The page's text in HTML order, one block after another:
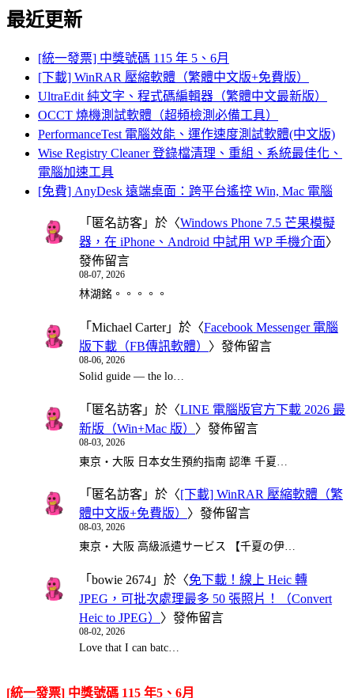
最近更新
[統一發票] 中獎號碼 115 年 5、6月
[下載] WinRAR 壓縮軟體（繁體中文版+免費版）
UltraEdit 純文字、程式碼編輯器（繁體中文最新版）
OCCT 燒機測試軟體（超頻檢測必備工具）
PerformanceTest 電腦效能、運作速度測試軟體(中文版)
Wise Registry Cleaner 登錄檔清理、重組、系統最佳化、
電腦加速工具
[免費] AnyDesk 遠端桌面：跨平台遙控 Win, Mac 電腦
「 匿名訪客 」於〈Windows Phone 7.5 芒果模擬
器，在 iPhone、Android 中試用 WP 手機介面〉
發佈留言
08-07, 2026
林湖銘。。。。。
「 Michael Carter」於〈Facebook Messenger 電腦
版下載（FB傳訊軟體） 〉發佈留言
08-06, 2026
Solid guide — the lo…
「 匿名訪客 」於〈LINE 電腦版官方下載 2026 最
新版（Win+Mac 版） 〉發佈留言
08-03, 2026
東京・大阪 日本女生預約指南 認準 千夏…
「 匿名訪客 」於〈[下載] WinRAR 壓縮軟體（繁
體中文版+免費版） 〉發佈留言
08-03, 2026
東京・大阪 高級派遣サービス 【千夏の伊…
「 bowie 2674 」於〈免下載！線上 Heic 轉
JPEG，可批次處理最多 50 張照片！（Convert
Heic to JPEG） 〉發佈留言
08-02, 2026
Love that I can batc…
[統一發票] 中獎號碼 115 年5、6月